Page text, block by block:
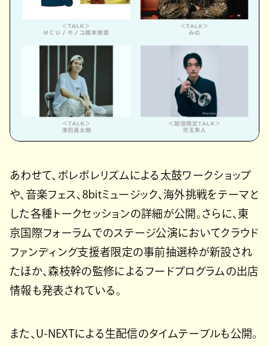
あわせて、ポレポレリズムによる太鼓ワークショップ
や、音楽フェス、8bitミュージック、海外挑戦をテーマと
した各種トークセッションの詳細が公開。さらに、東
京国際フォーラムでのステージ公演においてクラウド
ファンディング支援者限定の事前抽選枠が新設され
たほか、森枝幹の監修によるフードプログラムの出店
情報も発表されている。
また、U-NEXTによる生配信のタイムテーブルも公開。